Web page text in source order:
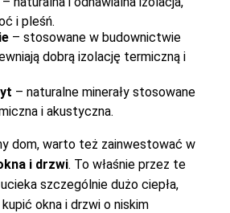
i pleśń.
– stosowane w budownictwie
dobrą izolację termiczną i
– naturalne minerały stosowane
i akustyczna.
dom, warto też zainwestować w
i drzwi. To właśnie przez te
szczególnie dużo ciepła,
okna i drzwi o niskim